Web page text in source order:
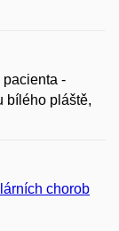
pacienta -
bílého pláště,
chorob